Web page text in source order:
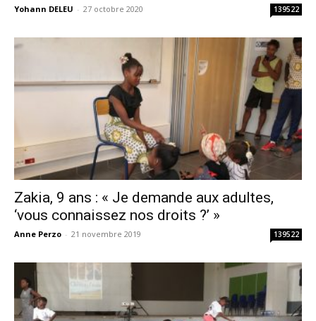
Yohann DELEU - 27 octobre 2020 139522
Zakia, 9 ans : « Je demande aux adultes,
‘vous connaissez nos droits ?’ »
Anne Perzo - 21 novembre 2019 139522